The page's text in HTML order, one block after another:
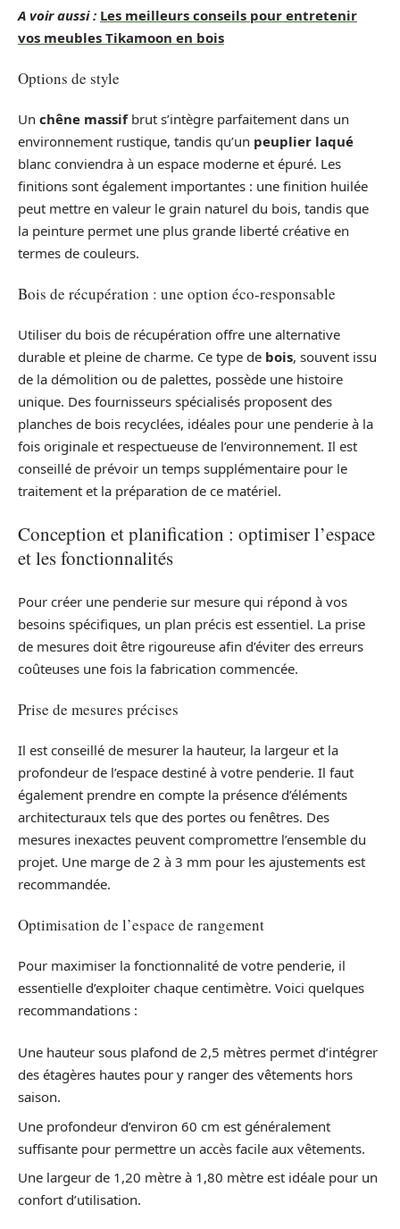
A voir aussi : Les meilleurs conseils pour entretenir
vos meubles Tikamoon en bois
Options de style
Un chêne massifbrut s’intègre parfaitement dans un
environnement rustique, tandis qu’un peuplier laqué
blanc conviendra à un espace moderne et épuré. Les
finitions sont également importantes : une finition huilée
peut mettre en valeur le grain naturel du bois, tandis que
la peinture permet une plus grande liberté créative en
termes de couleurs.
Bois de récupération : une option éco-responsable
Utiliser du bois de récupération offre une alternative
durable et pleine de charme. Ce type de bois, souvent issu
de la démolition ou de palettes, possède une histoire
unique. Des fournisseurs spécialisés proposent des
planches de bois recyclées, idéales pour une penderie à la
fois originale et respectueuse de l’environnement. Il est
conseillé de prévoir un temps supplémentaire pour le
traitement et la préparation de ce matériel.
Conception et planification : optimiser l’espace
et les fonctionnalités
Pour créer une penderie sur mesure qui répond à vos
besoins spécifiques, un plan précis est essentiel. La prise
de mesures doit être rigoureuse afin d’éviter des erreurs
coûteuses une fois la fabrication commencée.
Prise de mesures précises
Il est conseillé de mesurer la hauteur, la largeur et la
profondeur de l’espace destiné à votre penderie. Il faut
également prendre en compte la présence d’éléments
architecturaux tels que des portes ou fenêtres. Des
mesures inexactes peuvent compromettre l’ensemble du
projet. Une marge de 2 à 3 mm pour les ajustements est
recommandée.
Optimisation de l’espace de rangement
Pour maximiser la fonctionnalité de votre penderie, il
essentielle d’exploiter chaque centimètre. Voici quelques
recommandations :
Une hauteur sous plafond de 2,5 mètres permet d’intégrer
des étagères hautes pour y ranger des vêtements hors
saison.
Une profondeur d’environ 60 cm est généralement
suffisante pour permettre un accès facile aux vêtements.
Une largeur de 1,20 mètre à 1,80 mètre est idéale pour un
confort d’utilisation.